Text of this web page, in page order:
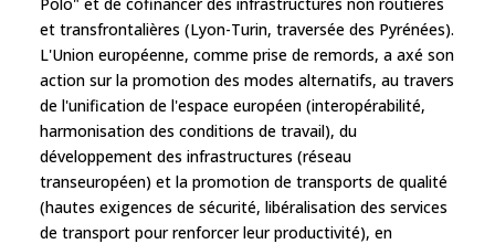
et transfrontalières (Lyon-Turin, traversée des Pyrénées).
L'Union européenne, comme prise de remords, a axé son
action sur la promotion des modes alternatifs, au travers
de l'unification de l'espace européen (interopérabilité,
harmonisation des conditions de travail), du
développement des infrastructures (réseau
transeuropéen) et la promotion de transports de qualité
(hautes exigences de sécurité, libéralisation des services
de transport pour renforcer leur productivité), en